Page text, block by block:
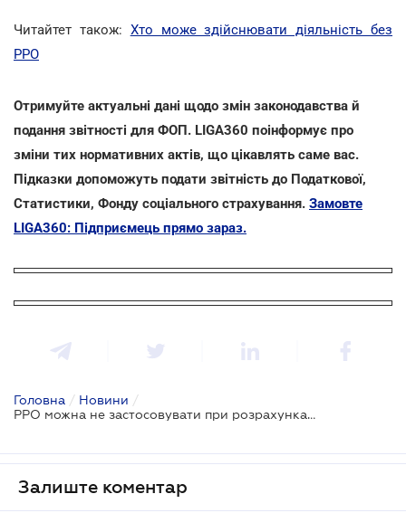
Читайтет також: Хто може здійснювати діяльність без
РРО
Отримуйте актуальні дані щодо змін законодавства й
подання звітності для ФОП. LIGA360 поінформує про
зміни тих нормативних актів, що цікавлять саме вас.
Підказки допоможуть подати звітність до Податкової,
Статистики, Фонду соціального страхування. Замовте
LIGA360: Підприємець прямо зараз.
Головна / Новини /
РРО можна не застосовувати при розрахунках виключно через банківські системи дистанційного обслуговування
Залиште коментар